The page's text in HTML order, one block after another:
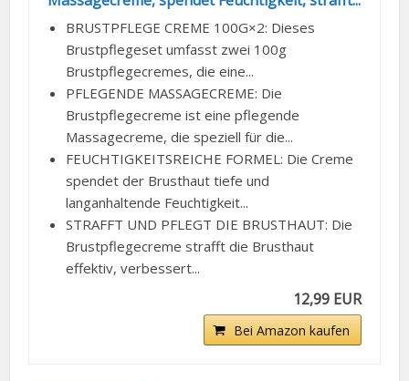
BRUSTPFLEGE CREME 100G×2: Dieses
Brustpflegeset umfasst zwei 100g
Brustpflegecremes, die eine...
PFLEGENDE MASSAGECREME: Die
Brustpflegecreme ist eine pflegende
Massagecreme, die speziell für die...
FEUCHTIGKEITSREICHE FORMEL: Die Creme
spendet der Brusthaut tiefe und
langanhaltende Feuchtigkeit...
STRAFFT UND PFLEGT DIE BRUSTHAUT: Die
Brustpflegecreme strafft die Brusthaut
effektiv, verbessert...
12,99 EUR
Bei Amazon kaufen